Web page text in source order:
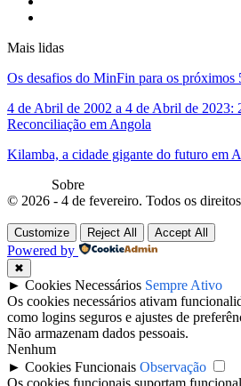
Mais lidas
Os desafios do MinFin para os próximos
4 de Abril de 2002 a 4 de Abril de 2023:
Reconciliação em Angola
Kilamba, a cidade gigante do futuro em
Sobre
© 2026 - 4 de fevereiro. Todos os
Customize Reject All Accept All
Powered by
✖
► Cookies Necessários Sempre Ativo
Os cookies necessários ativam
como logins seguros e ajustes de
Não armazenam dados pessoais.
Nenhum
► Cookies Funcionais Observação
Os cookies funcionais suportam